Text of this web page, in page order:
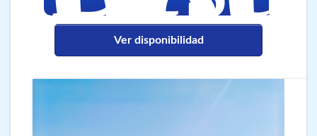
Ver disponibilidad